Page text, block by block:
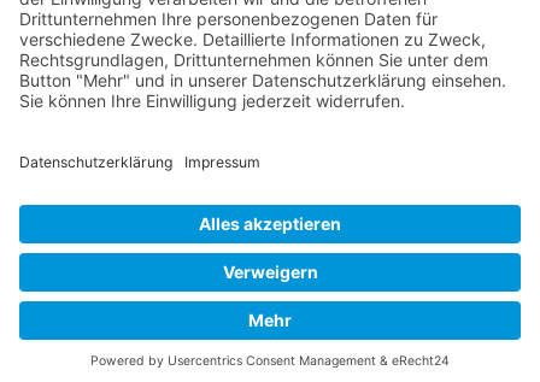
Gemeinde Kleinmachnow
Gemeindliche Wohnungsgesellschaft
Webseitenentwicklung | Management Agentur
© 2022 gewog Gemeindliche
Wohnungsgesellschaft Kleinmachnow mbH - All
Rights Reserved